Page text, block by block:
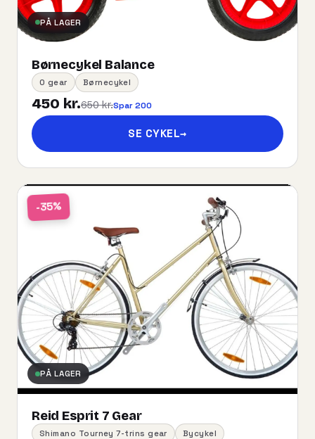
PÅ LAGER
Børnecykel Balance
0 gear Børnecykel
450 kr.650 kr.Spar 200
SE CYKEL→
-35%
PÅ LAGER
Reid Esprit 7 Gear
Shimano Tourney 7-trins gear Bycykel